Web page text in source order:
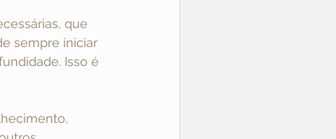
que
sempre iniciar
Isso é